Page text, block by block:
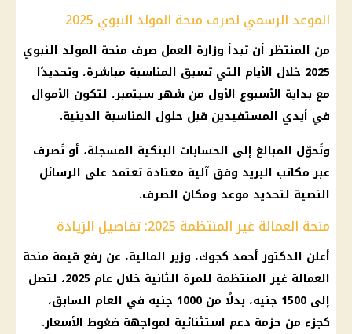
الموعد الرسمي لصرف منحة المولد النبوي 2025
من المنتظر أن تبدأ وزارة العمل صرف منحة المولد النبوي
2025 خلال الأيام التي تسبق المناسبة مباشرة، وتحديدًا
مع بداية الأسبوع الأول من شهر سبتمبر، لتكون الأموال
في أيدي المستفيدين قبل حلول المناسبة الدينية.
وتُحوّل المبالغ إلى الحسابات البنكية المسجلة، أو تُصرف
عبر مكاتب البريد وفق آلية معتادة تعتمد على الرسائل
النصية لتحديد موعد ومكان الصرف.
منحة العمالة غير المنتظمة 2025: تفاصيل الزيادة
أعلن الدكتور أحمد كجوك، وزير المالية، عن رفع قيمة منحة
العمالة غير المنتظمة للمرة الثانية خلال عام 2025، لتصل
إلى 1500 جنيه، بدلًا من 1000 جنيه في العام السابق،
كجزء من حزمة دعم استثنائية لمواجهة ضغوط الأسعار.